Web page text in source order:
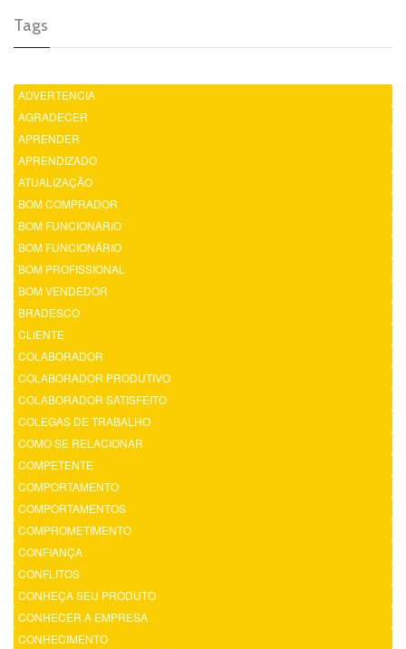
Tags
ADVERTENCIA
AGRADECER
APRENDER
APRENDIZADO
ATUALIZAÇÃO
BOM COMPRADOR
BOM FUNCIONARIO
BOM FUNCIONÁRIO
BOM PROFISSIONAL
BOM VENDEDOR
BRADESCO
CLIENTE
COLABORADOR
COLABORADOR PRODUTIVO
COLABORADOR SATISFEITO
COLEGAS DE TRABALHO
COMO SE RELACIONAR
COMPETENTE
COMPORTAMENTO
COMPORTAMENTOS
COMPROMETIMENTO
CONFIANÇA
CONFLITOS
CONHEÇA SEU PRODUTO
CONHECER A EMPRESA
CONHECIMENTO